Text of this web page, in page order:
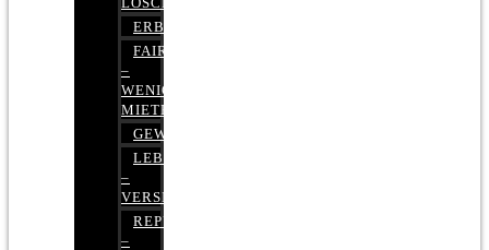
ERBRECHT
FAIRMIETEN
–
WENIGER
MIETE
GEWERBERECHT
LEBENSVERSICHERUNG
–
VERSICHERUNGSRECHT
REPUTATIONSRECHT
–